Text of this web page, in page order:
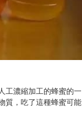
工濃縮加工的蜂蜜的一
質，吃了這種蜂蜜可能